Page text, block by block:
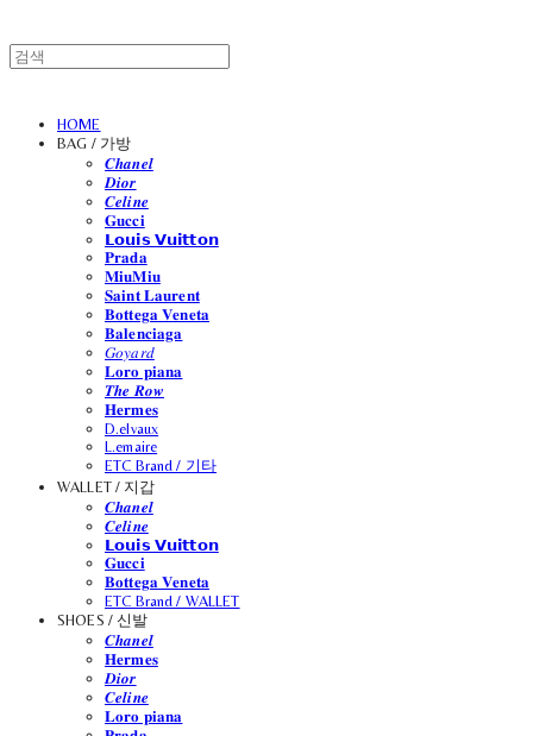
HOME
BAG / 가방
𝑪𝒉𝒂𝒏𝒆𝒍
𝑫𝒊𝒐𝒓
𝑪𝒆𝒍𝒊𝒏𝒆
𝐆𝐮𝐜𝐜𝐢
𝗟𝗼𝘂𝗶𝘀 𝗩𝘂𝗶𝘁𝘁𝗼𝗻
𝐏𝐫𝐚𝐝𝐚
𝐌𝐢𝐮𝐌𝐢𝐮
𝐒𝐚𝐢𝐧𝐭 𝐋𝐚𝐮𝐫𝐞𝐧𝐭
𝐁𝐨𝐭𝐭𝐞𝐠𝐚 𝐕𝐞𝐧𝐞𝐭𝐚
𝐁𝐚𝐥𝐞𝐧𝐜𝐢𝐚𝐠𝐚
𝐺𝑜𝑦𝑎𝑟𝑑
𝐋𝐨𝐫𝐨 𝐩𝐢𝐚𝐧𝐚
𝑻𝒉𝒆 𝑹𝒐𝒘
𝐇𝐞𝐫𝐦𝐞𝐬
D.elvaux
L.emaire
ETC Brand / 기타
WALLET / 지갑
𝑪𝒉𝒂𝒏𝒆𝒍
𝑪𝒆𝒍𝒊𝒏𝒆
𝗟𝗼𝘂𝗶𝘀 𝗩𝘂𝗶𝘁𝘁𝗼𝗻
𝐆𝐮𝐜𝐜𝐢
𝐁𝐨𝐭𝐭𝐞𝐠𝐚 𝐕𝐞𝐧𝐞𝐭𝐚
ETC Brand / WALLET
SHOES / 신발
𝑪𝒉𝒂𝒏𝒆𝒍
𝐇𝐞𝐫𝐦𝐞𝐬
𝑫𝒊𝒐𝒓
𝑪𝒆𝒍𝒊𝒏𝒆
𝐋𝐨𝐫𝐨 𝐩𝐢𝐚𝐧𝐚